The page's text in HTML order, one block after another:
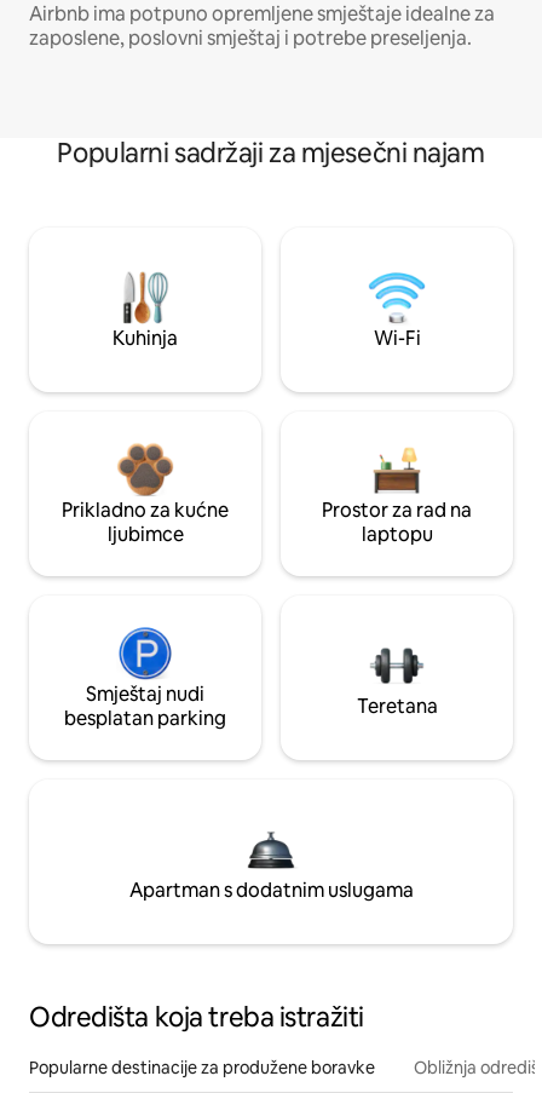
Airbnb ima potpuno opremljene smještaje idealne za
zaposlene, poslovni smještaj i potrebe preseljenja.
Popularni sadržaji za mjesečni najam
Kuhinja Wi-Fi
Prikladno za kućne
ljubimce
Prostor za rad na
laptopu
Smještaj nudi
besplatan parking
Teretana
Apartman s dodatnim uslugama
Odredišta koja treba istražiti
Popularne destinacije za produžene boravke Obližnja